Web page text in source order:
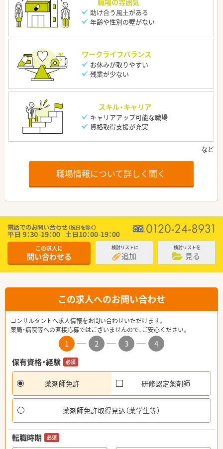
助け合う風土がある
年齢や性別の壁がない
ワークライフバランス
お休みが取りやすい
残業が少ない
スキル・キャリア
キャリアアップ可能な職場
資格取得支援が充実
職場情報について詳しく聞く
この求人に
問い合わせる
検討リストに
追加
検討リストを
見る
この求人へのお問い合わせ
コンサルタントへ求人情報をお問い合わせいただけます。
薬局・病院等への直接応募ではございませんので、ご安心ください。
1 2 3
4
保有資格・経験
必須
薬剤師免許 研修認定薬剤師
薬剤師免許取得見込（薬学生等）
転職時期 必須